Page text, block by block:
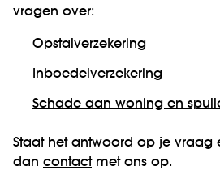
vragen over:
Opstalverzekering
Inboedelverzekering
Schade aan woning en
Staat het antwoord op je vraag
dan contactmet ons op.